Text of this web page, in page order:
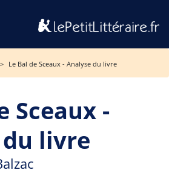
Le Bal de Sceaux - Analyse du livre
Sceaux -
livre